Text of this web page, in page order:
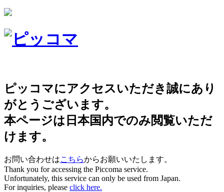
ピッコマにアクセスいただき誠にあり
がとうございます。
本ページは日本国内でのみ閲覧いただ
けます。
お問い合わせはこちらからお願いいたします。
Thank you for accessing the Piccoma service.
Unfortunately, this service can only be used from Japan.
For inquiries, please click here.